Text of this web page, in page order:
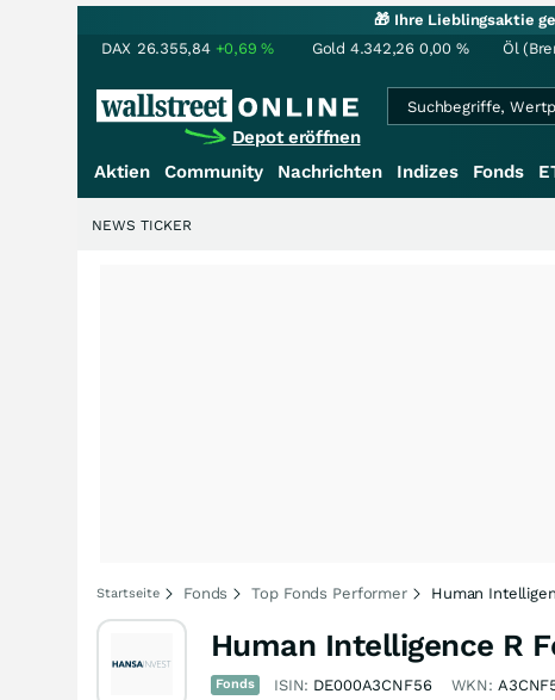
🎁 Ihre Lieblingsaktie
DAX 26.355,84 +0,69% Gold 4.342,26 0,00 % Öl
Depot eröffnen
Aktien Community Nachrichten Indizes Fonds
NEWS TICKER
Startseite Fonds Top Fonds Performer Human
Human Intelligence R
Fonds ISIN: DE000A3CNF56 WKN: